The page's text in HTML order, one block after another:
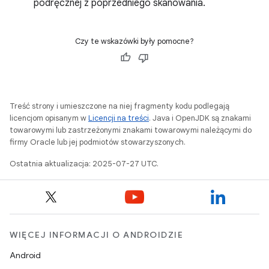
podręcznej z poprzedniego skanowania.
Czy te wskazówki były pomocne?
Treść strony i umieszczone na niej fragmenty kodu podlegają
licencjom opisanym wLicencji na treści. Java i OpenJDK są znakami
towarowymi lub zastrzeżonymi znakami towarowymi należącymi do
firmy Oracle lub jej podmiotów stowarzyszonych.
Ostatnia aktualizacja: 2025-07-27 UTC.
WIĘCEJ INFORMACJI O ANDROIDZIE
Android